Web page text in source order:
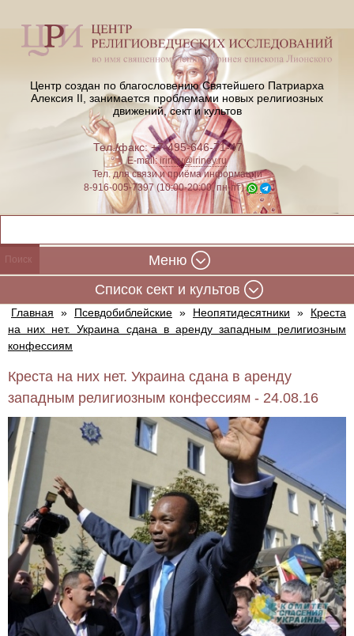
Центр создан по благословению Святейшего Патриарха
Алексия II, занимается проблемами новых религиозных
движений, сект и культов
Тел./факс: +7-495-646-71-47
E-mail:iriney@iriney.ru
Тел. для связи и приёма информации
8-916-005-7397 (10:00-20:00, пн-пт)
Меню
Cписок сект и культов
Главная » Псевдобиблейские » Неопятидесятники »
Креста
на них нет. Украина сдана в аренду западным религиозным
конфессиям
Креста на них нет. Украина сдана в аренду
западным религиозным конфессиям - 24.08.16